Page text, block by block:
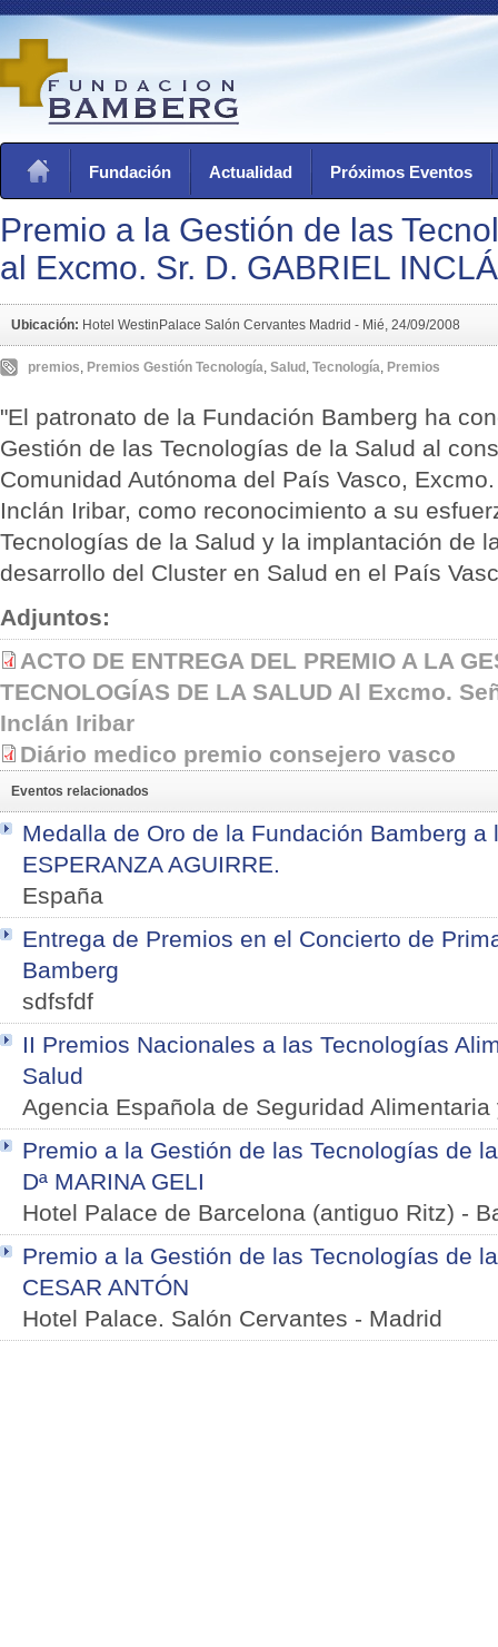
Fundación Actualidad Próximos Eventos
Premio a la Gestión de las
al Excmo. Sr. D. GABRIEL
Ubicación: Hotel WestinPalace Salón Cervantes Madrid - Mié, 24/09/2008
premios, Premios Gestión Tecnología, Salud , Tecnología, Premios
"El patronato de la Fundación Bamberg ha
Gestión de las Tecnologías de la Salud al
Comunidad Autónoma del País Vasco,
Inclán Iribar, como reconocimiento a su
Tecnologías de la Salud y la implantación de
desarrollo del Cluster en Salud en el País
Adjuntos:
ACTO DE ENTREGA DEL PREMIO A LA
TECNOLOGÍAS DE LA SALUD Al Excmo.
Inclán Iribar
Diário medico premio consejero vasco
Eventos relacionados
Medalla de Oro de la Fundación Bamberg a
ESPERANZA AGUIRRE.
España
Entrega de Premios en el Concierto de
Bamberg
sdfsfdf
II Premios Nacionales a las Tecnologías
Salud
Agencia Española de Seguridad Alimentaria
Premio a la Gestión de las Tecnologías de
Dª MARINA GELI
Hotel Palace de Barcelona (antiguo Ritz) -
Premio a la Gestión de las Tecnologías de
CESAR ANTÓN
Hotel Palace. Salón Cervantes - Madrid